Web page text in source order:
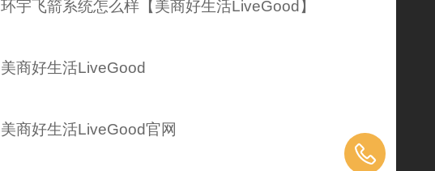
环宇飞箭系统怎么样【美商好生活LiveGood】
美商好生活LiveGood
美商好生活LiveGood官网